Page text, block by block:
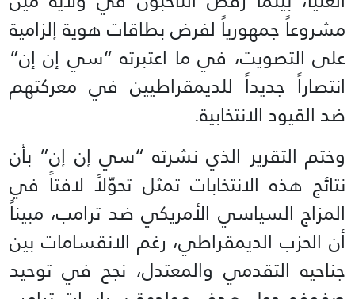
مشروعاً جمهورياً لفرض بطاقات هوية إلزامية
على التصويت، في ما اعتبرته “سي إن إن”
انتصاراً جديداً للديمقراطيين في معركتهم
ضد القيود الانتخابية.
وختم التقرير الذي نشرته “سي إن إن” بأن
نتائج هذه الانتخابات تمثل تحوّلاً لافتاً في
المزاج السياسي الأمريكي ضد ترامب، مبيناً
أن الحزب الديمقراطي، رغم الانقسامات بين
جناحيه التقدمي والمعتدل، نجح في توحيد